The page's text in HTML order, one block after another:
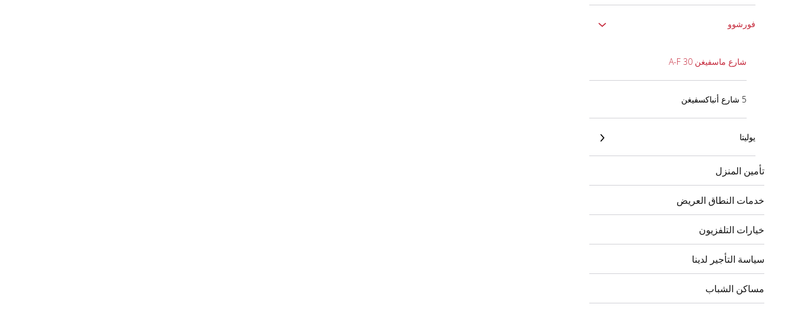
فورشوو
شارع ماسفيغن 30 A-F
5 شارع أنباكسفيغن
يوليتا
تأمين المنزل
خدمات النطاق العريض
خيارات التلفزيون
سياسة التأجير لدينا
مساكن الشباب